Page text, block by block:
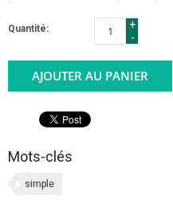
Quantité:
+
-
AJOUTER AU PANIER
Mots-clés
simple